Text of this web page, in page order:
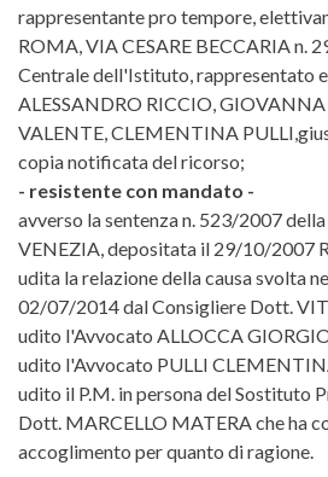
rappresentante pro tempore,
ROMA, VIA CESARE BECCARIA n.
Centrale dell'Istituto, rappresentato
ALESSANDRO RICCIO,
VALENTE, CLEMENTINA
copia notificata del ricorso;
- resistente con mandato -
avverso la sentenza n. 523/2007
VENEZIA, depositata il 29/10/2007
udita la relazione della causa svolta
02/07/2014 dal Consigliere Dott.
udito l'Avvocato ALLOCCA
udito l'Avvocato PULLI
udito il P.M. in persona del Sostituto
Dott. MARCELLO MATERA che ha
accoglimento per quanto di ragione.